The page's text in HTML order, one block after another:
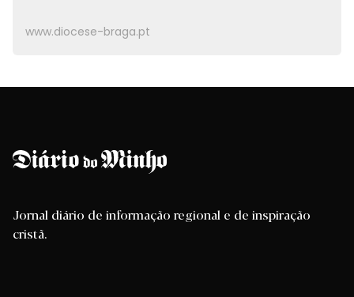
www.diocese-braga.pt
Jornal diário de informação regional e de inspiração
cristã.